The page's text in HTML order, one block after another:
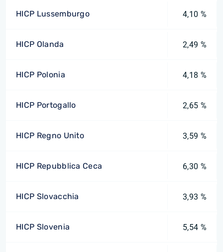
HICP Lussemburgo 4,10 %
HICP Olanda 2,49 %
HICP Polonia 4,18 %
HICP Portogallo 2,65 %
HICP Regno Unito 3,59 %
HICP Repubblica Ceca 6,30 %
HICP Slovacchia 3,93 %
HICP Slovenia 5,54 %